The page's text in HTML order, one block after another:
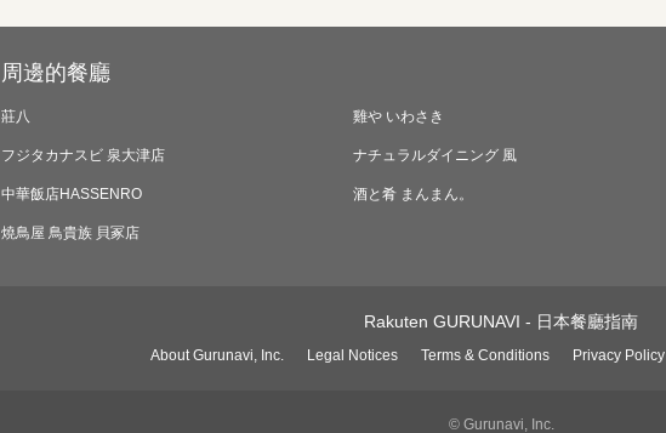
周邊的餐廳
莊八 雞や いわさき
フジタカナスビ 泉大津店 ナチュラルダイニング 風
中華飯店HASSENRO 酒と肴 まんまん。
燒鳥屋 鳥貴族 貝冢店
Rakuten GURUNAVI - 日本餐廳指南
About Gurunavi, Inc. Legal Notices Terms & Conditions Privacy Policy
© Gurunavi, Inc.